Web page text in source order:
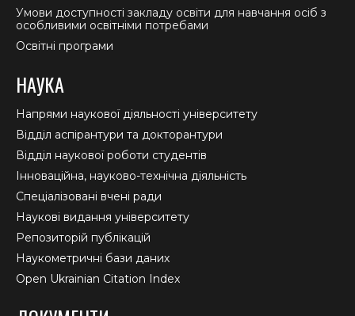
Умови доступності закладу освіти для навчання осіб з
особливими освітніми потребами
Освітні програми
НАУКА
Напрями наукової діяльності університету
Відділ аспірантури та докторантури
Відділ наукової роботи студентів
Інноваційна, науково-технічна діяльність
Спеціалізовані вчені ради
Наукові видання університету
Репозиторій публікацій
Наукометричні бази даних
Open Ukrainian Citation Index